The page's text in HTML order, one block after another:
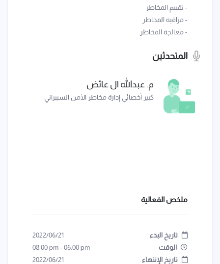
- تقييم المخاطر
- مراقبة المخاطر
- معالجة المخاطر
المتحدثين
م. عبدالله ال عائض
كبير أخصائي إدارة مخاطر الأمن السيبراني
ملخص الفعالية
تاريخ البدء
2022/06/21
الوقت
06:00 pm
-
08:00 pm
تاريخ الإنتهاء
2022/06/21